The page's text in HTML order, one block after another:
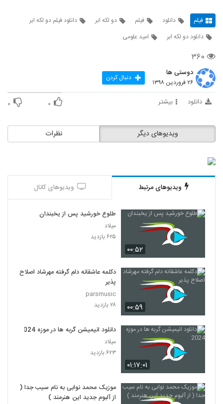
فیلم دانلود فیلم دو لکه ابر
دانلود فیلم دو لکه ابر
دانلود دو لکه ابر
امید علومی
۳۶۰
دوستی ها
۲۶ فروردین ۱۳۹۸ دنبال کردن
دانلود بیشتر ۰ ۰
نظرات ویدیوهای دیگر
ویدیوهای مرتبط ویدیوهای کانال
۰۰:۵۲
طلوع خورشید پس از یخبندان
میلاد
۶۲۵ بازدید
۰۰:۵۹
دکلمه عاشقانه دلم گرفته مهرشاد اصلاح
پذیر
parsmusic
۲۸ بازدید
۰۱:۱۷:۰۱
دانلود انیمیشن گربه ها در موزه 2024
میلاد
۶۲۳ بازدید
موزیک محمد نوابی به نام سیب جدا (
از آلبوم جدید این هنرمند )